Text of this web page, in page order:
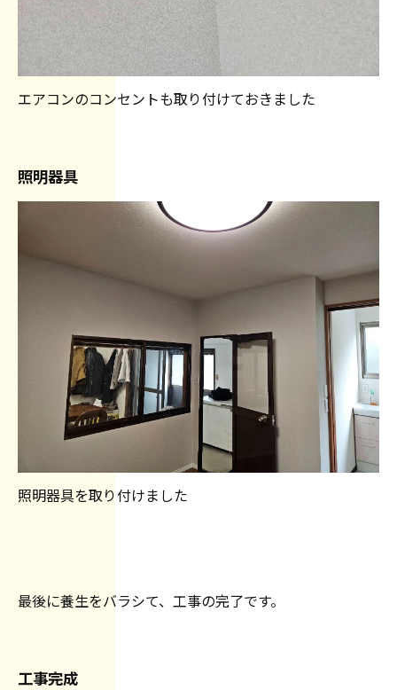
エアコンのコンセントも取り付けておきました
照明器具
照明器具を取り付けました
最後に養生をバラシて、工事の完了です。
工事完成